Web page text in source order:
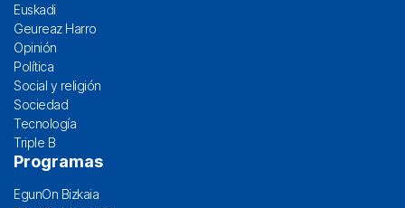
Euskadi
Geureaz Harro
Opinión
Política
Social y religión
Sociedad
Tecnología
Triple B
Programas
EgunOn Bizkaia